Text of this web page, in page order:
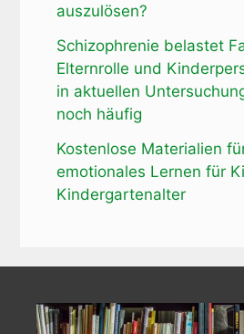
auszulösen?
Schizophrenie belastet
Elternrolle und
in aktuellen
noch häufig
Kostenlose Materialien
emotionales Lernen für
Kindergartenalter